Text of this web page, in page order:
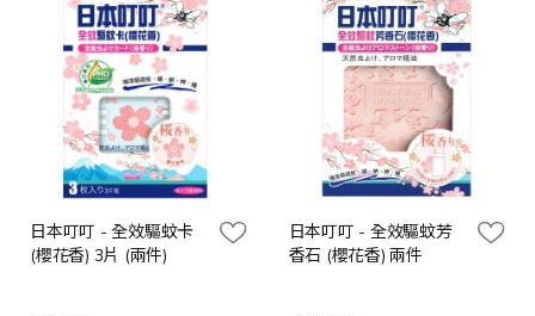
日本叮叮 - 全效驅蚊卡
(櫻花香) 3片 (兩件)
日本叮叮 - 全效驅蚊芳
香石 (櫻花香) 兩件